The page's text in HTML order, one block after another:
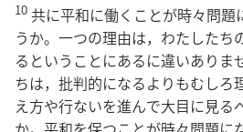
10 共に平和に働くことが時々問題
うか。一つの理由は，わたしたち
るということにあるに違いありま
ちは，批判的になるよりもむしろ
え方や行ないを進んで大目に見る